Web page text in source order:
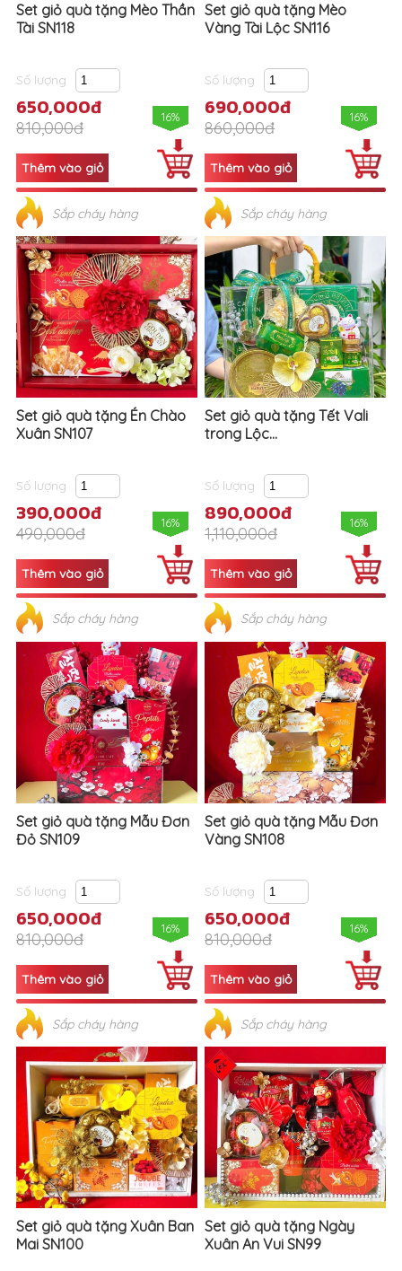
Set giỏ quà tặng Mèo Thần
Tài SN118
Số lượng
650,000đ
810,000đ
16%
Sắp cháy hàng
Set giỏ quà tặng Mèo
Vàng Tài Lộc SN116
Số lượng
690,000đ
860,000đ
16%
Sắp cháy hàng
Set giỏ quà tặng Én Chào
Xuân SN107
Số lượng
390,000đ
490,000đ
16%
Sắp cháy hàng
Set giỏ quà tặng Tết Vali
trong Lộc...
Số lượng
890,000đ
1,110,000đ
16%
Sắp cháy hàng
Set giỏ quà tặng Mẫu Đơn
Đỏ SN109
Số lượng
650,000đ
810,000đ
16%
Sắp cháy hàng
Set giỏ quà tặng Mẫu Đơn
Vàng SN108
Số lượng
650,000đ
810,000đ
16%
Sắp cháy hàng
Set giỏ quà tặng Xuân Ban
Mai SN100
Set giỏ quà tặng Ngày
Xuân An Vui SN99